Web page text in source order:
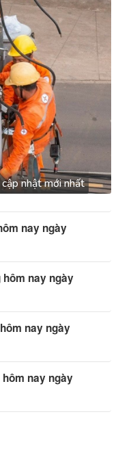
nhật mới nhất
nay ngày
hôm nay ngày
nay ngày
nay ngày